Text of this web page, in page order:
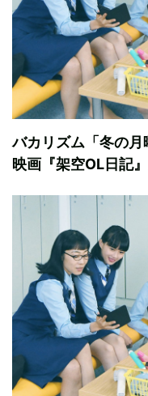
バカリズム「冬の
映画『架空OL日記